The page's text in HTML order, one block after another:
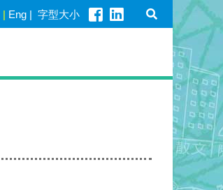
| Eng | 字型大小